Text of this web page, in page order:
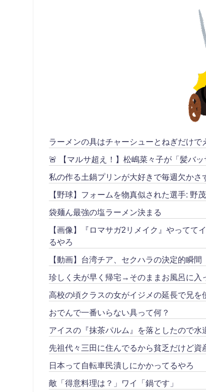
ラーメンの具はチャーシューとねぎだけで
🚨 【マルサ超え！】松嶋菜々子が「髪バ
私の作る土鍋プリンが大好きで毎週欠か
【野球】フォームを物真似された選手: 野
袋麺ん最強の塩ラーメン決まる
【画像】『ロマサガ2リメイク』やってて
るやろ
【動画】台湾チア、セクハラの決定的瞬間
珍しく夫が早く帰宅→そのままお風呂に入
高校の頃クラスの女がイジメの延長で兄
おでんで一番いらない具って何？
アイスの『抹茶パルム』を落としたので水
先祖代々三田に住んでるから貧乏だけど
日本って自転車民潰しにかかってるやろ
敵「得意料理は？」ワイ「鍋です」